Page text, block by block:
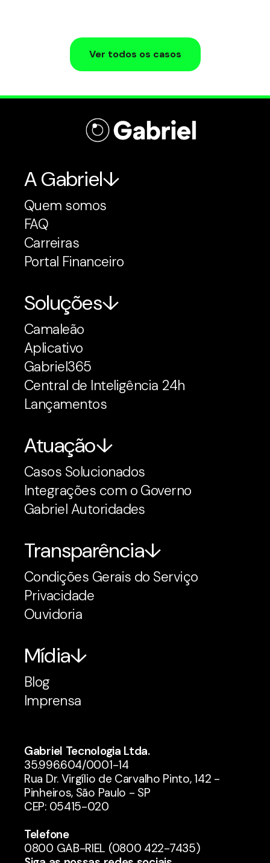
Ver todos os casos
A Gabriel
Quem somos
FAQ
Carreiras
Portal Financeiro
Soluções
Camaleão
Aplicativo
Gabriel365
Central de Inteligência 24h
Lançamentos
Atuação
Casos Solucionados
Integrações com o Governo
Gabriel Autoridades
Transparência
Condições Gerais do Serviço
Privacidade
Ouvidoria
Mídia
Blog
Imprensa
Gabriel Tecnologia Ltda.
35.996.604/0001-14
Rua Dr. Virgílio de Carvalho Pinto, 142 -
Pinheiros, São Paulo - SP
CEP: 05415-020
Telefone
0800 GAB-RIEL (0800 422-7435)